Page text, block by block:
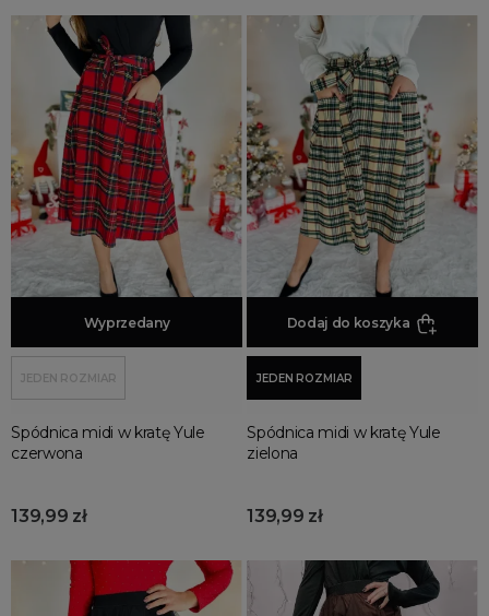
Dodaj do koszyka
Wyprzedany
JEDEN ROZMIAR
Spódnica midi w kratę Yule
czerwona
139,99 zł
Dodaj do koszyka
JEDEN ROZMIAR
Spódnica midi w kratę Yule
zielona
139,99 zł